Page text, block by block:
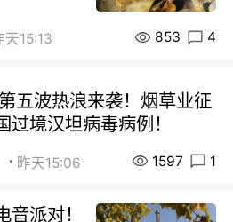
天15:13 853 4
五波热浪来袭！烟草业征
境汉坦病毒病例！
昨天15:06 1597 1
派对！